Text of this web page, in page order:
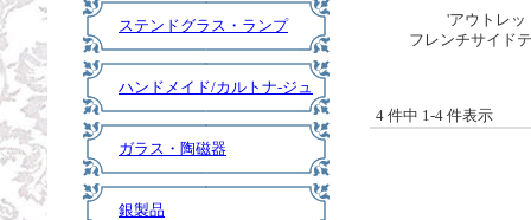
ステンドグラス・ランプ
ハンドメイド/カルトナ-ジュ
ガラス・陶磁器
銀製品
'アウトレッ
フレンチサイド
4 件中 1-4 件表示